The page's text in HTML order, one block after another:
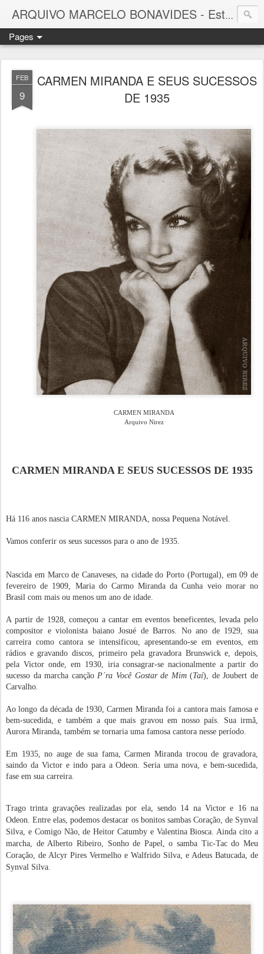
ARQUIVO MARCELO BONAVIDES - Estrelas que nunca se Apagam -
Pages
FEB
9
CARMEN MIRANDA E SEUS SUCESSOS
DE 1935
CARMEN MIRANDA
Arquivo Nirez
CARMEN MIRANDA E SEUS SUCESSOS DE 1935
Há 116 anos nascia CARMEN MIRANDA, nossa Pequena Notável.
Vamos conferir os seus sucessos para o ano de 1935.
Nascida em Marco de Canaveses, na cidade do Porto (Portugal), em 09 de
fevereiro de 1909, Maria do Carmo Miranda da Cunha veio morar no
Brasil com mais ou menos um ano de idade.
A partir de 1928, começou a cantar em eventos beneficentes, levada pelo
compositor e violonista baiano Josué de Barros. No ano de 1929, sua
carreira como cantora se intensificou, apresentando-se em eventos, em
rádios e gravando discos, primeiro pela gravadora Brunswick e, depois,
pela Victor onde, em 1930, iria consagrar-se nacionalmente a partir do
sucesso da marcha cançãoP´ra Você Gostar de Mim(Taí), de Joubert de
Carvalho.
Ao longo da década de 1930, Carmen Miranda foi a cantora mais famosa e
bem-sucedida, e também a que mais gravou em nosso país. Sua irmã,
Aurora Miranda, também se tornaria uma famosa cantora nesse período.
Em 1935, no auge de sua fama, Carmen Miranda trocou de gravadora,
saindo da Victor e indo para a Odeon. Seria uma nova, e bem-sucedida,
fase em sua carreira.
Trago trinta gravações realizadas por ela, sendo 14 na Victor e 16 na
Odeon. Entre elas, podemos destacar os bonitos sambas Coração, de Synval
Silva, e Comigo Não, de Heitor Catumby e Valentina Biosca. Ainda cito a
marcha, de Alberto Ribeiro, Sonho de Papel, o samba Tic-Tac do Meu
Coração, de Alcyr Pires Vermelho e Walfrido Silva, e Adeus Batucada, de
Synval Silva.